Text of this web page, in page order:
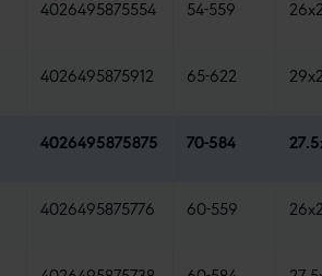
4026495875554 54-559
4026495875912 65-622
4026495875875 70-584
4026495875776 60-559